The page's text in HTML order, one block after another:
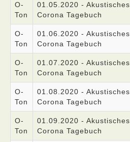
O-
Ton
01.05.2020 - Akustisches
Corona Tagebuch
O-
Ton
01.06.2020 - Akustisches
Corona Tagebuch
O-
Ton
01.07.2020 - Akustisches
Corona Tagebuch
O-
Ton
01.08.2020 - Akustisches
Corona Tagebuch
O-
Ton
01.09.2020 - Akustisches
Corona Tagebuch